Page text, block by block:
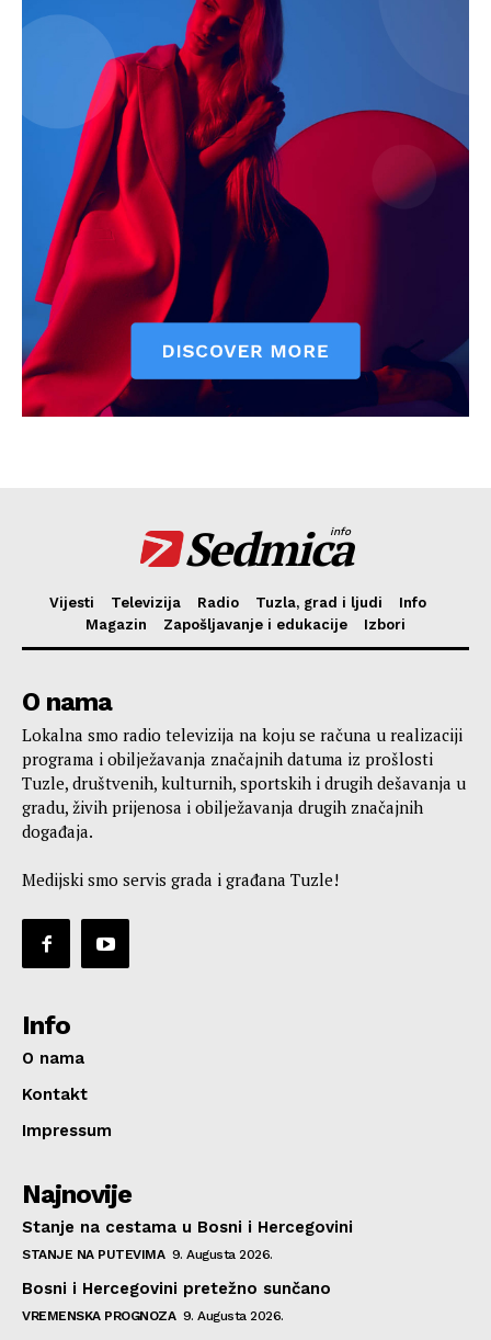
Impressum
Sedmica
info
Vijesti Televizija Radio Tuzla, grad i ljudi
Info
Magazin
Zapošljavanje i edukacije Izbori
O nama
Lokalna smo radio televizija na koju se računa u realizaciji
programa i obilježavanja značajnih datuma iz prošlosti
Tuzle, društvenih, kulturnih, sportskih i drugih dešavanja u
gradu, živih prijenosa i obilježavanja drugih značajnih
događaja.
Medijski smo servis grada i građana Tuzle!
Info
O nama
Kontakt
Impressum
Najnovije
Stanje na cestama u Bosni i Hercegovini
STANJE NA PUTEVIMA 9. Augusta 2026.
Bosni i Hercegovini pretežno sunčano
VREMENSKA PROGNOZA 9. Augusta 2026.